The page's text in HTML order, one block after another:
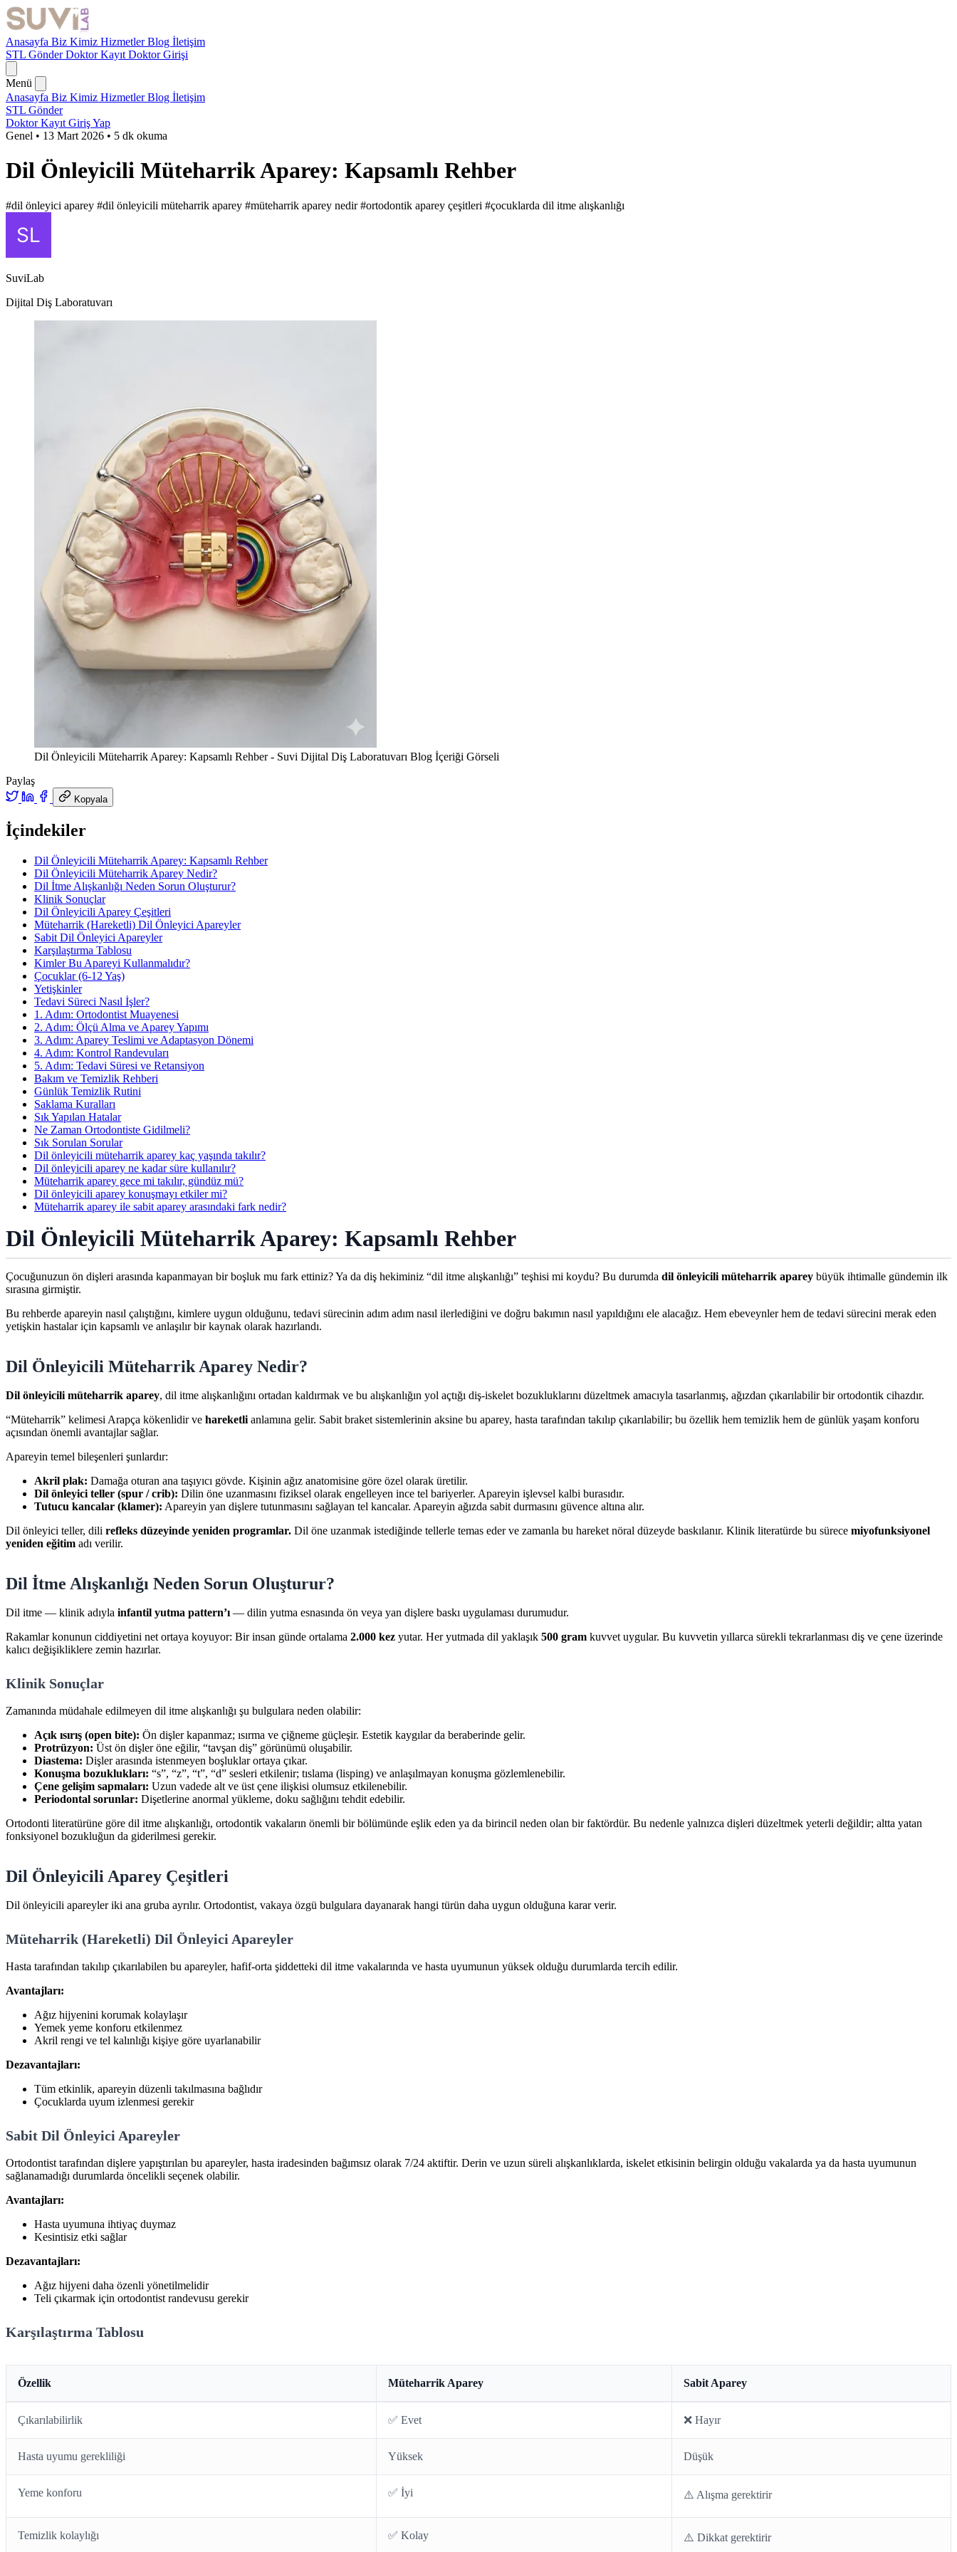
Anasayfa Biz Kimiz HizmetlerBlog İletişim
STL GönderDoktor Kayıt Doktor Girişi
Menü
Anasayfa Biz Kimiz HizmetlerBlog İletişim
STL Gönder
Doktor Kayıt Giriş Yap
Genel • 13 Mart 2026 • 5 dk okuma
Dil Önleyicili Müteharrik Aparey: Kapsamlı Rehber
#dil önleyici aparey #dil önleyicili müteharrik aparey #müteharrik aparey nedir#ortodontik aparey çeşitleri #çocuklarda dil itme alışkanlığı
SuviLab
Dijital Diş Laboratuvarı
Dil Önleyicili Müteharrik Aparey: Kapsamlı Rehber - Suvi Dijital Diş Laboratuvarı Blog İçeriği Görseli
Paylaş
Kopyala
İçindekiler
Dil Önleyicili Müteharrik Aparey: Kapsamlı Rehber
Dil Önleyicili Müteharrik Aparey Nedir?
Dil İtme Alışkanlığı Neden Sorun Oluşturur?
Klinik Sonuçlar
Dil Önleyicili Aparey Çeşitleri
Müteharrik (Hareketli) Dil Önleyici Apareyler
Sabit Dil Önleyici Apareyler
Karşılaştırma Tablosu
Kimler Bu Apareyi Kullanmalıdır?
Çocuklar (6-12 Yaş)
Yetişkinler
Tedavi Süreci Nasıl İşler?
1. Adım: Ortodontist Muayenesi
2. Adım: Ölçü Alma ve Aparey Yapımı
3. Adım: Aparey Teslimi ve Adaptasyon Dönemi
4. Adım: Kontrol Randevuları
5. Adım: Tedavi Süresi ve Retansiyon
Bakım ve Temizlik Rehberi
Günlük Temizlik Rutini
Saklama Kuralları
Sık Yapılan Hatalar
Ne Zaman Ortodontiste Gidilmeli?
Sık Sorulan Sorular
Dil önleyicili müteharrik aparey kaç yaşında takılır?
Dil önleyicili aparey ne kadar süre kullanılır?
Müteharrik aparey gece mi takılır, gündüz mü?
Dil önleyicili aparey konuşmayı etkiler mi?
Müteharrik aparey ile sabit aparey arasındaki fark nedir?
Dil Önleyicili Müteharrik Aparey: Kapsamlı Rehber
Çocuğunuzun ön dişleri arasında kapanmayan bir boşluk mu fark ettiniz? Ya da diş hekiminiz “dil itme alışkanlığı” teşhisi mi koydu? Bu durumda dil önleyicili müteharrik aparey büyük ihtimalle gündemin ilk
sırasına girmiştir.
Bu rehberde apareyin nasıl çalıştığını, kimlere uygun olduğunu, tedavi sürecinin adım adım nasıl ilerlediğini ve doğru bakımın nasıl yapıldığını ele alacağız. Hem ebeveynler hem de tedavi sürecini merak eden
yetişkin hastalar için kapsamlı ve anlaşılır bir kaynak olarak hazırlandı.
Dil Önleyicili Müteharrik Aparey Nedir?
Dil önleyicili müteharrik aparey, dil itme alışkanlığını ortadan kaldırmak ve bu alışkanlığın yol açtığı diş-iskelet bozukluklarını düzeltmek amacıyla tasarlanmış, ağızdan çıkarılabilir bir ortodontik cihazdır.
“Müteharrik” kelimesi Arapça kökenlidir ve hareketli anlamına gelir. Sabit braket sistemlerinin aksine bu aparey, hasta tarafından takılıp çıkarılabilir; bu özellik hem temizlik hem de günlük yaşam konforu
açısından önemli avantajlar sağlar.
Apareyin temel bileşenleri şunlardır:
Akril plak: Damağa oturan ana taşıyıcı gövde. Kişinin ağız anatomisine göre özel olarak üretilir.
Dil önleyici teller (spur / crib): Dilin öne uzanmasını fiziksel olarak engelleyen ince tel bariyerler. Apareyin işlevsel kalbi burasıdır.
Tutucu kancalar (klamer): Apareyin yan dişlere tutunmasını sağlayan tel kancalar. Apareyin ağızda sabit durmasını güvence altına alır.
Dil önleyici teller, dili refleks düzeyinde yeniden programlar. Dil öne uzanmak istediğinde tellerle temas eder ve zamanla bu hareket nöral düzeyde baskılanır. Klinik literatürde bu sürece miyofunksiyonel
yeniden eğitim adı verilir.
Dil İtme Alışkanlığı Neden Sorun Oluşturur?
Dil itme — klinik adıyla infantil yutma pattern’ı — dilin yutma esnasında ön veya yan dişlere baskı uygulaması durumudur.
Rakamlar konunun ciddiyetini net ortaya koyuyor: Bir insan günde ortalama 2.000 kez yutar. Her yutmada dil yaklaşık 500 gram kuvvet uygular. Bu kuvvetin yıllarca sürekli tekrarlanması diş ve çene üzerinde
kalıcı değişikliklere zemin hazırlar.
Klinik Sonuçlar
Zamanında müdahale edilmeyen dil itme alışkanlığı şu bulgulara neden olabilir:
Açık ısırış (open bite): Ön dişler kapanmaz; ısırma ve çiğneme güçleşir. Estetik kaygılar da beraberinde gelir.
Protrüzyon: Üst ön dişler öne eğilir, “tavşan diş” görünümü oluşabilir.
Diastema: Dişler arasında istenmeyen boşluklar ortaya çıkar.
Konuşma bozuklukları: “s”, “z”, “t”, “d” sesleri etkilenir; tıslama (lisping) ve anlaşılmayan konuşma gözlemlenebilir.
Çene gelişim sapmaları: Uzun vadede alt ve üst çene ilişkisi olumsuz etkilenebilir.
Periodontal sorunlar: Dişetlerine anormal yükleme, doku sağlığını tehdit edebilir.
Ortodonti literatürüne göre dil itme alışkanlığı, ortodontik vakaların önemli bir bölümünde eşlik eden ya da birincil neden olan bir faktördür. Bu nedenle yalnızca dişleri düzeltmek yeterli değildir; altta yatan
fonksiyonel bozukluğun da giderilmesi gerekir.
Dil Önleyicili Aparey Çeşitleri
Dil önleyicili apareyler iki ana gruba ayrılır. Ortodontist, vakaya özgü bulgulara dayanarak hangi türün daha uygun olduğuna karar verir.
Müteharrik (Hareketli) Dil Önleyici Apareyler
Hasta tarafından takılıp çıkarılabilen bu apareyler, hafif-orta şiddetteki dil itme vakalarında ve hasta uyumunun yüksek olduğu durumlarda tercih edilir.
Avantajları:
Ağız hijyenini korumak kolaylaşır
Yemek yeme konforu etkilenmez
Akril rengi ve tel kalınlığı kişiye göre uyarlanabilir
Dezavantajları:
Tüm etkinlik, apareyin düzenli takılmasına bağlıdır
Çocuklarda uyum izlenmesi gerekir
Sabit Dil Önleyici Apareyler
Ortodontist tarafından dişlere yapıştırılan bu apareyler, hasta iradesinden bağımsız olarak 7/24 aktiftir. Derin ve uzun süreli alışkanlıklarda, iskelet etkisinin belirgin olduğu vakalarda ya da hasta uyumunun
sağlanamadığı durumlarda öncelikli seçenek olabilir.
Avantajları:
Hasta uyumuna ihtiyaç duymaz
Kesintisiz etki sağlar
Dezavantajları:
Ağız hijyeni daha özenli yönetilmelidir
Teli çıkarmak için ortodontist randevusu gerekir
Karşılaştırma Tablosu
Özellik Müteharrik Aparey Sabit Aparey
Çıkarılabilirlik ✅ Evet ❌ Hayır
Hasta uyumu gerekliliği Yüksek Düşük
Yeme konforu ✅ İyi ⚠️ Alışma gerektirir
Temizlik kolaylığı ✅ Kolay ⚠️ Dikkat gerektirir